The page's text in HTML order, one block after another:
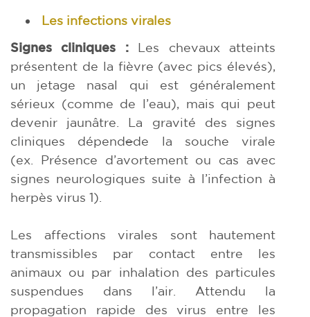
Les infections virales
Signes cliniques :Les chevaux atteints
présentent de la fièvre (avec pics élevés),
un jetage nasal qui est généralement
sérieux (comme de l’eau), mais qui peut
devenir jaunâtre. La gravité des signes
cliniques dépendede la souche virale
(ex. Présence d’avortement ou cas avec
signes neurologiques suite à l’infection à
herpès virus 1).
Les affections virales sont hautement
transmissibles par contact entre les
animaux ou par inhalation des particules
suspendues dans l’air. Attendu la
propagation rapide des virus entre les